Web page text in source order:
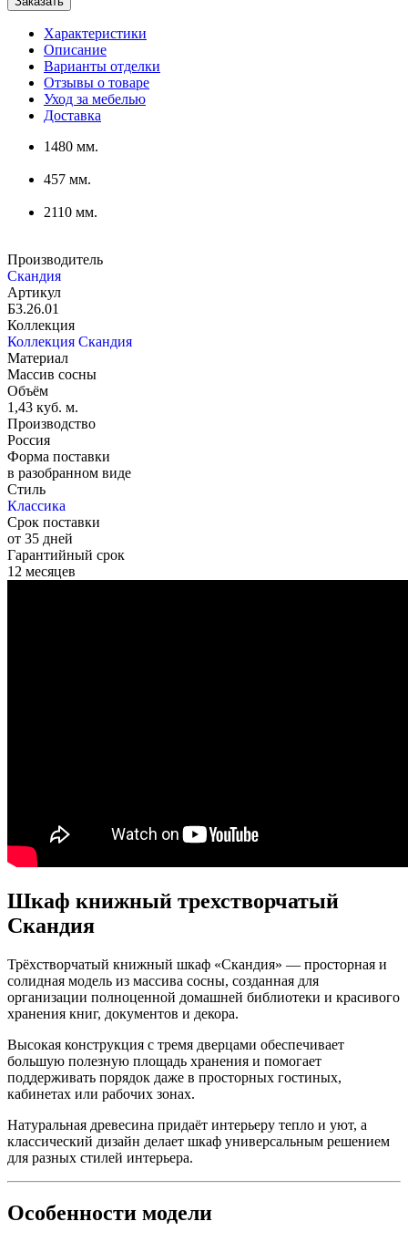
Характеристики
Описание
Варианты отделки
Отзывы о товаре
Уход за мебелью
Доставка
1480 мм.
457 мм.
2110 мм.
Производитель
Скандия
Артикул
Б3.26.01
Коллекция
Коллекция Скандия
Материал
Массив сосны
Объём
1,43 куб. м.
Производство
Россия
Форма поставки
в разобранном виде
Стиль
Классика
Срок поставки
от 35 дней
Гарантийный срок
12 месяцев
Шкаф книжный трехстворчатый
Скандия
Трёхстворчатый книжный шкаф «Скандия» — просторная и
солидная модель из массива сосны, созданная для
организации полноценной домашней библиотеки и красивого
хранения книг, документов и декора.
Высокая конструкция с тремя дверцами обеспечивает
большую полезную площадь хранения и помогает
поддерживать порядок даже в просторных гостиных,
кабинетах или рабочих зонах.
Натуральная древесина придаёт интерьеру тепло и уют, а
классический дизайн делает шкаф универсальным решением
для разных стилей интерьера.
Особенности модели